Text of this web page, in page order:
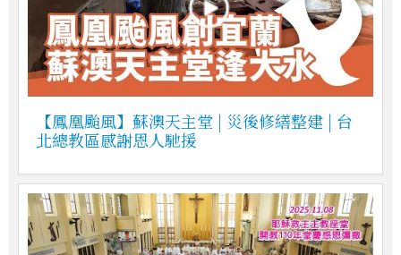
【鳳凰颱風】蘇澳天主堂 | 災後修繕整建 | 台
北總教區感謝恩人馳援